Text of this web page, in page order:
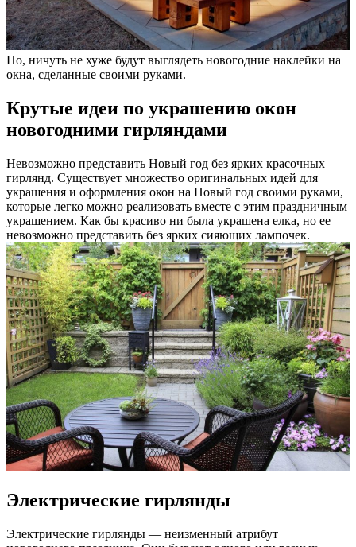
Но, ничуть не хуже будут выглядеть новогодние наклейки на
окна, сделанные своими руками.
Крутые идеи по украшению окон
новогодними гирляндами
Невозможно представить Новый год без ярких красочных
гирлянд. Существует множество оригинальных идей для
украшения и оформления окон на Новый год своими руками,
которые легко можно реализовать вместе с этим праздничным
украшением. Как бы красиво ни была украшена елка, но ее
невозможно представить без ярких сияющих лампочек.
Электрические гирлянды
Электрические гирлянды — неизменный атрибут